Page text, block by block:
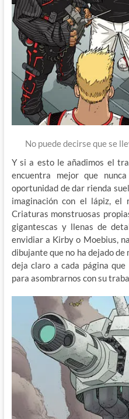
No puede decirse que se
Y si a esto le añadimos el
encuentra mejor que
oportunidad de dar rienda
imaginación con el lápiz, el
Criaturas monstruosas
gigantescas y llenas de
envidiar a Kirby o Moebius,
dibujante que no ha dejado
deja claro a cada página
para asombrarnos con su